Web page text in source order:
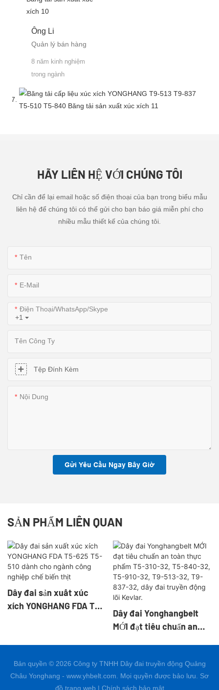
Ông Li
Quản lý bán hàng
8 năm kinh nghiệm
trong ngành
HÃY LIÊN HỆ VỚI CHÚNG TÔI
Chỉ cần để lại email hoặc số điện thoại của bạn trong biểu mẫu
liên hệ để chúng tôi có thể gửi cho bạn báo giá miễn phí cho
nhiều mẫu thiết kế của chúng tôi.
Tên
E-Mail
+1
Điện Thoại/WhatsApp/Skype
Tên Công Ty
Tệp Đính Kèm
Nội Dung
Gửi Yêu Cầu Ngay Bây Giờ
SẢN PHẨM LIÊN QUAN
Dây đai sản xuất xúc
xích YONGHANG FDA T5-
biến thịt
Dây đai Yonghangbelt
MỚI đạt tiêu chuẩn an
32, T9-513-32, T9-837-
32, dây đai truyền động
Bản quyền © 2026 Công ty TNHH Dây đai truyền động Quảng
Châu Yonghang - www.yhbelt.com. Mọi quyền được bảo lưu.
Sơ
đồ trang web | Chính sách bảo mật